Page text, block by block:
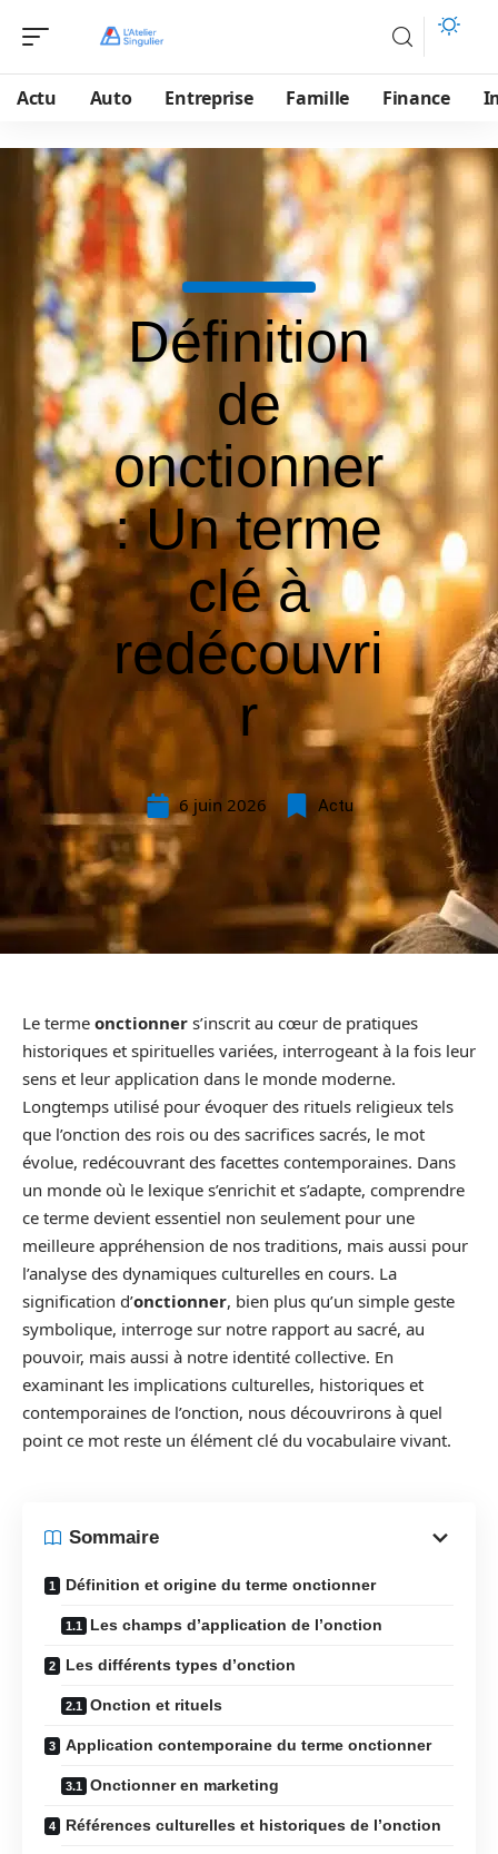
Actu Auto Entreprise Famille Finance
Définition
de
onctionner
: Un terme
clé à
redécouvri
r
6 juin 2026 Actu
Le terme onctionner s’inscrit au cœur de pratiques
historiques et spirituelles variées, interrogeant à la fois leur
sens et leur application dans le monde moderne.
Longtemps utilisé pour évoquer des rituels religieux tels
que l’onction des rois ou des sacrifices sacrés, le mot
évolue, redécouvrant des facettes contemporaines. Dans
un monde où le lexique s’enrichit et s’adapte, comprendre
ce terme devient essentiel non seulement pour une
meilleure appréhension de nos traditions, mais aussi pour
l’analyse des dynamiques culturelles en cours. La
signification d’onctionner, bien plus qu’un simple geste
symbolique, interroge sur notre rapport au sacré, au
pouvoir, mais aussi à notre identité collective. En
examinant les implications culturelles, historiques et
contemporaines de l’onction, nous découvrirons à quel
point ce mot reste un élément clé du vocabulaire vivant.
Sommaire
Définition et origine du terme onctionner
Les champs d’application de l’onction
Les différents types d’onction
Onction et rituels
Application contemporaine du terme onctionner
Onctionner en marketing
Références culturelles et historiques de l’onction